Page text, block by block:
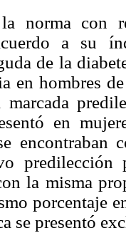
norma con
a su
de la
en hombres
marcada
en
encontraban
predilección
la misma
porcentaje
se presentó